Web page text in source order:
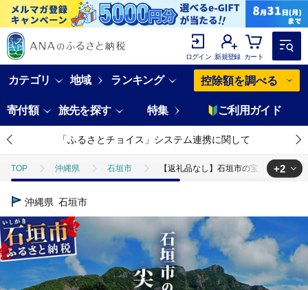
ログイン 新規登録 カート
カテゴリ 地域 ランキング 控除額を調べる
寄付額 旅先を探す 特集 ご利用ガイド
「ふるさとチョイス」システム連携に関して
TOP 沖縄県 石垣市 【返礼品なし】石垣市の宝「尖閣諸島
TOP
TOP 返礼品なし 【返礼品なし】石垣市の宝「尖閣諸島」資料収
+2
沖縄県 石垣市